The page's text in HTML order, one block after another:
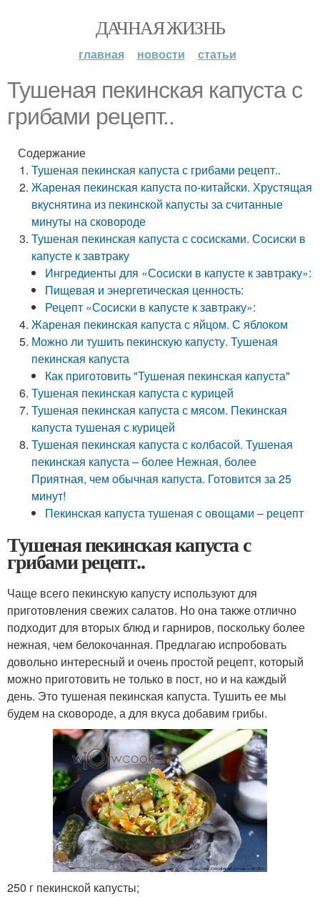
ДАЧНАЯ ЖИЗНЬ
главная новости статьи
Тушеная пекинская капуста с
грибами рецепт..
Содержание
Тушеная пекинская капуста с грибами рецепт..
Жареная пекинская капуста по-китайски. Хрустящая
вкуснятина из пекинской капусты за считанные
минуты на сковороде
Тушеная пекинская капуста с сосисками. Сосиски в
капусте к завтраку
Ингредиенты для «Сосиски в капусте к завтраку»:
Пищевая и энергетическая ценность:
Рецепт «Сосиски в капусте к завтраку»:
Жареная пекинская капуста с яйцом. С яблоком
Можно ли тушить пекинскую капусту. Тушеная
пекинская капуста
Как приготовить "Тушеная пекинская капуста"
Тушеная пекинская капуста с курицей
Тушеная пекинская капуста с мясом. Пекинская
капуста тушеная с курицей
Тушеная пекинская капуста с колбасой. Тушеная
пекинская капуста – более Нежная, более
Приятная, чем обычная капуста. Готовится за 25
минут!
Пекинская капуста тушеная с овощами – рецепт
Тушеная пекинская капуста с
грибами рецепт..
Чаще всего пекинскую капусту используют для
приготовления свежих салатов. Но она также отлично
подходит для вторых блюд и гарниров, поскольку более
нежная, чем белокочанная. Предлагаю испробовать
довольно интересный и очень простой рецепт, который
можно приготовить не только в пост, но и на каждый
день. Это тушеная пекинская капуста. Тушить ее мы
будем на сковороде, а для вкуса добавим грибы.
250 г пекинской капусты;